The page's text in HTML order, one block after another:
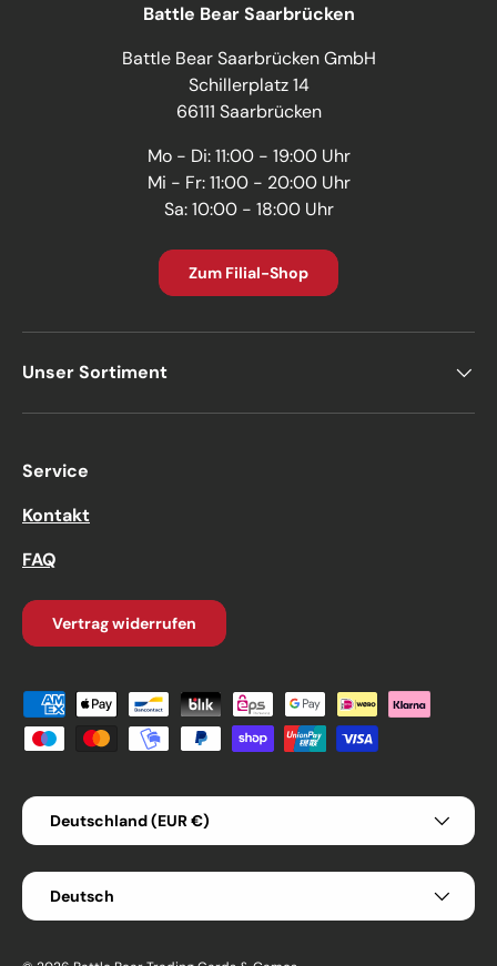
Battle Bear Saarbrücken
Battle Bear Saarbrücken GmbH
Schillerplatz 14
66111 Saarbrücken
Mo - Di: 11:00 - 19:00 Uhr
Mi - Fr: 11:00 - 20:00 Uhr
Sa: 10:00 - 18:00 Uhr
Zum Filial-Shop
Unser Sortiment
Service
Kontakt
FAQ
Vertrag widerrufen
Zahlungsmethoden
Land/Region
Deutschland (EUR €)
Sprache
Deutsch